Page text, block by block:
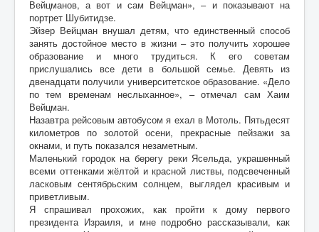
Вейцманов, а вот и сам Вейцман», – и показывают на
портрет Шубитидзе.
Эйзер Вейцман внушал детям, что единственный способ
занять достойное место в жизни – это получить хорошее
образование и много трудиться. К его советам
прислушались все дети в большой семье. Девять из
двенадцати получили университетское образование. «Дело
по тем временам неслыханное», – отмечал сам Хаим
Вейцман.
Назавтра рейсовым автобусом я ехал в Мотоль. Пятьдесят
километров по золотой осени, прекрасные пейзажи за
окнами, и путь показался незаметным.
Маленький городок на берегу реки Ясельда, украшенный
всеми оттенками жёлтой и красной листвы, подсвеченный
ласковым сентябрьским солнцем, выглядел красивым и
приветливым.
Я спрашивал прохожих, как пройти к дому первого
президента Израиля, и мне подробно рассказывали, как